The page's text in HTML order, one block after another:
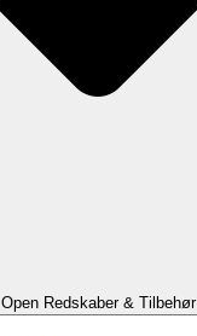
Open Redskaber & Tilbehør